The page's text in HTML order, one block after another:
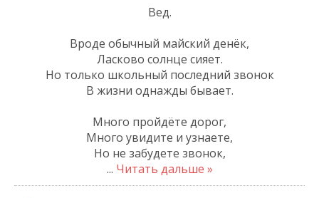
Вед.
Вроде обычный майский денёк,
Ласково солнце сияет.
Но только школьный последний звонок
В жизни однажды бывает.
Много пройдёте дорог,
Много увидите и узнаете,
Но не забудете звонок,
... Читать дальше »